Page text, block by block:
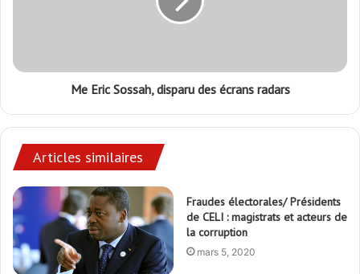
Me Eric Sossah, disparu des écrans radars
Articles similaires
Fraudes électorales/ Présidents
de CELI : magistrats et acteurs de
la corruption
mars 5, 2020